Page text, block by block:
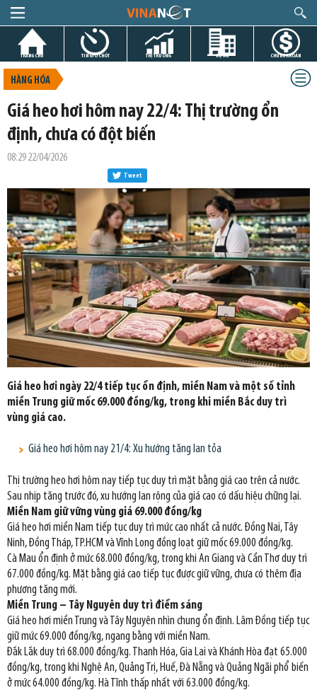
TRANG CHỦ TIN GIỜ CHÓT THỊ TRƯỜNG DỰ ÁN CHỨNG KHOÁN
HÀNG HÓA
Giá heo hơi hôm nay 22/4: Thị trường ổn
định, chưa có đột biến
08:29 22/04/2026
Tweet
Giá heo hơi ngày 22/4 tiếp tục ổn định, miền Nam và một số tỉnh
miền Trung giữ mốc 69.000 đồng/kg, trong khi miền Bắc duy trì
vùng giá cao.
Giá heo hơi hôm nay 21/4: Xu hướng tăng lan tỏa
Thị trường heo hơi hôm nay tiếp tục duy trì mặt bằng giá cao trên cả nước.
Sau nhịp tăng trước đó, xu hướng lan rộng của giá cao có dấu hiệu chững lại.
Miền Nam giữ vững vùng giá 69.000 đồng/kg
Giá heo hơi miền Nam tiếp tục duy trì mức cao nhất cả nước. Đồng Nai, Tây
Ninh, Đồng Tháp, TP.HCM và Vĩnh Long đồng loạt giữ mốc 69.000 đồng/kg.
Cà Mau ổn định ở mức 68.000 đồng/kg, trong khi An Giang và Cần Thơ duy trì
67.000 đồng/kg. Mặt bằng giá cao tiếp tục được giữ vững, chưa có thêm địa
phương tăng mới.
Miền Trung – Tây Nguyên duy trì điểm sáng
Giá heo hơi miền Trung và Tây Nguyên nhìn chung ổn định. Lâm Đồng tiếp tục
giữ mức 69.000 đồng/kg, ngang bằng với miền Nam.
Đắk Lắk duy trì 68.000 đồng/kg. Thanh Hóa, Gia Lai và Khánh Hòa đạt 65.000
đồng/kg, trong khi Nghệ An, Quảng Trị, Huế, Đà Nẵng và Quảng Ngãi phổ biến
ở mức 64.000 đồng/kg. Hà Tĩnh thấp nhất với 63.000 đồng/kg.